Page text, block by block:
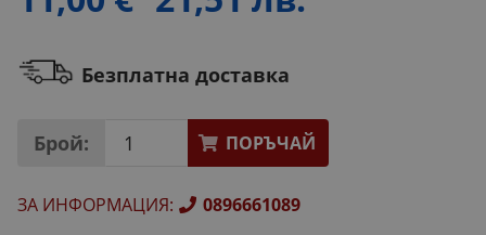
Безплатна доставка
Брой: ПОРЪЧАЙ
ЗА ИНФОРМАЦИЯ: 0896661089